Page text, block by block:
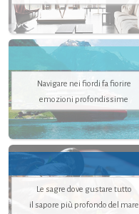
Navigare nei fiordi fa fiorire
emozioni profondissime
Le sagre dove gustare tutto
il sapore più profondo del mare